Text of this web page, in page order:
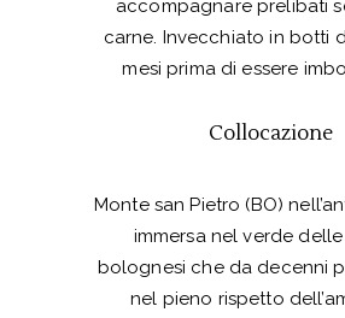
accompagnare prelibati
carne. Invecchiato in botti
mesi prima di essere
Collocazione
Monte san Pietro (BO)
immersa nel verde
bolognesi che da decenni
nel pieno rispetto